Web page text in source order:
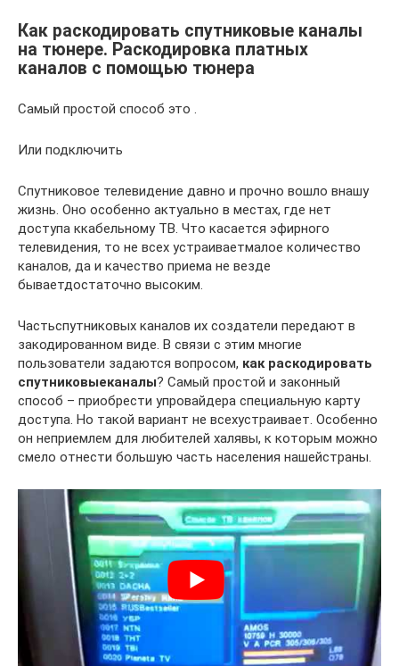
Как раскодировать спутниковые каналы
на тюнере. Раскодировка платных
каналов с помощью тюнера
Самый простой способ это .
Или подключить
Спутниковое телевидение давно и прочно вошло внашу
жизнь. Оно особенно актуально в местах, где нет
доступа ккабельному ТВ. Что касается эфирного
телевидения, то не всех устраиваетмалое количество
каналов, да и качество приема не везде
бываетдостаточно высоким.
Частьспутниковых каналов их создатели передают в
закодированном виде. В связи с этим многие
пользователи задаются вопросом, как раскодировать
спутниковыеканалы? Самый простой и законный
способ – приобрести упровайдера специальную карту
доступа. Но такой вариант не всехустраивает. Особенно
он неприемлем для любителей халявы, к которым можно
смело отнести большую часть населения нашейстраны.